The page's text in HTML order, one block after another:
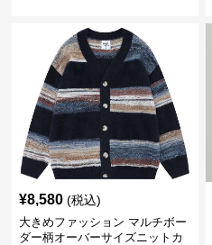
¥8,580 (税込)
大きめファッション マルチボー
ダー柄オーバーサイズニットカ